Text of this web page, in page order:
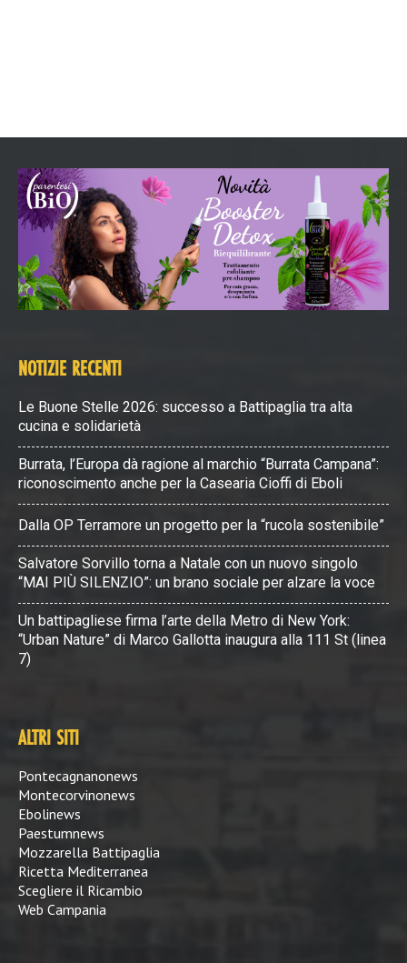
NOTIZIE RECENTI
Le Buone Stelle 2026: successo a Battipaglia tra alta
cucina e solidarietà
Burrata, l’Europa dà ragione al marchio “Burrata Campana”:
riconoscimento anche per la Casearia Cioffi di Eboli
Dalla OP Terramore un progetto per la “rucola sostenibile”
Salvatore Sorvillo torna a Natale con un nuovo singolo
“MAI PIÙ SILENZIO”: un brano sociale per alzare la voce
Un battipagliese firma l’arte della Metro di New York:
“Urban Nature” di Marco Gallotta inaugura alla 111 St (linea
7)
ALTRI SITI
Pontecagnanonews
Montecorvinonews
Ebolinews
Paestumnews
Mozzarella Battipaglia
Ricetta Mediterranea
Scegliere il Ricambio
Web Campania